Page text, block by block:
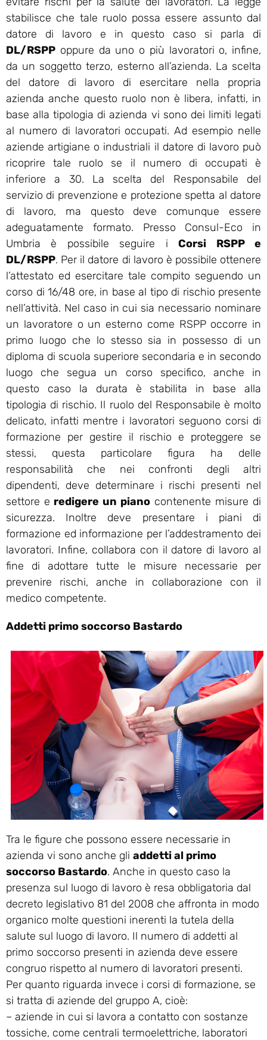
stabilisce che tale ruolo possa essere assunto dal
datore di lavoro e in questo caso si parla di
DL/RSPP oppure da uno o più lavoratori o, infine,
da un soggetto terzo, esterno all’azienda. La scelta
del datore di lavoro di esercitare nella propria
azienda anche questo ruolo non è libera, infatti, in
base alla tipologia di azienda vi sono dei limiti legati
al numero di lavoratori occupati. Ad esempio nelle
aziende artigiane o industriali il datore di lavoro può
ricoprire tale ruolo se il numero di occupati è
inferiore a 30. La scelta del Responsabile del
servizio di prevenzione e protezione spetta al datore
di lavoro, ma questo deve comunque essere
adeguatamente formato. Presso Consul-Eco in
Umbria è possibile seguire iCorsi RSPP e
DL/RSPP. Per il datore di lavoro è possibile ottenere
l’attestato ed esercitare tale compito seguendo un
corso di 16/48 ore, in base al tipo di rischio presente
nell’attività. Nel caso in cui sia necessario nominare
un lavoratore o un esterno come RSPP occorre in
primo luogo che lo stesso sia in possesso di un
diploma di scuola superiore secondaria e in secondo
luogo che segua un corso specifico, anche in
questo caso la durata è stabilita in base alla
tipologia di rischio. Il ruolo del Responsabile è molto
delicato, infatti mentre i lavoratori seguono corsi di
formazione per gestire il rischio e proteggere se
stessi, questa particolare figura ha delle
responsabilità che nei confronti degli altri
dipendenti, deve determinare i rischi presenti nel
settore e redigere un piano contenente misure di
sicurezza. Inoltre deve presentare i piani di
formazione ed informazione per l’addestramento dei
lavoratori. Infine, collabora con il datore di lavoro al
fine di adottare tutte le misure necessarie per
prevenire rischi, anche in collaborazione con il
medico competente.
Addetti primo soccorso Bastardo
Tra le figure che possono essere necessarie in
azienda vi sono anche gli addetti al primo
soccorso Bastardo. Anche in questo caso la
presenza sul luogo di lavoro è resa obbligatoria dal
decreto legislativo 81 del 2008 che affronta in modo
organico molte questioni inerenti la tutela della
salute sul luogo di lavoro. Il numero di addetti al
primo soccorso presenti in azienda deve essere
congruo rispetto al numero di lavoratori presenti.
Per quanto riguarda invece i corsi di formazione, se
si tratta di aziende del gruppo A, cioè:
– aziende in cui si lavora a contatto con sostanze
tossiche, come centrali termoelettriche, laboratori